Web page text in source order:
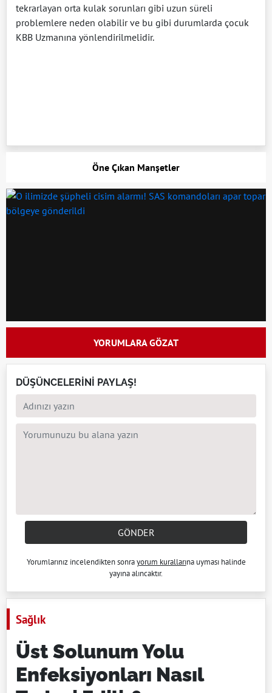
tekrarlayan orta kulak sorunları gibi uzun süreli
problemlere neden olabilir ve bu gibi durumlarda çocuk
KBB Uzmanına yönlendirilmelidir.
Öne Çıkan Manşetler
YORUMLARA GÖZAT
DÜŞÜNCELERİNİ PAYLAŞ!
GÖNDER
Yorumlarınız incelendikten sonrayorum kurallarına uyması halinde
yayına alıncaktır.
Sağlık
Üst Solunum Yolu
Enfeksiyonları Nasıl